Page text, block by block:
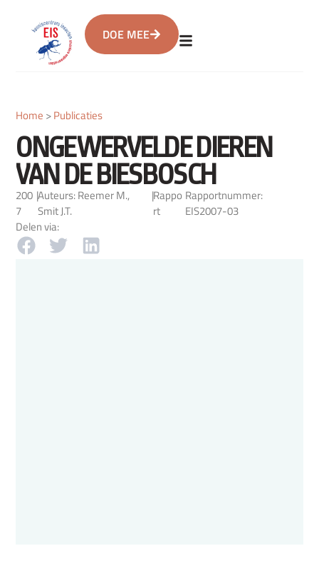
DOE MEE
Home >Publicaties
ONGEWERVELDE DIEREN
VAN DE BIESBOSCH
200
7
|Auteurs: Reemer M.,
Smit J.T.
|Rappo
rt
Rapportnummer:
EIS2007-03
Delen via: